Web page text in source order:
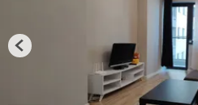
Previous